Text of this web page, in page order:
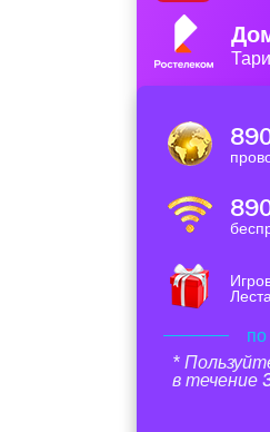
*
в течение